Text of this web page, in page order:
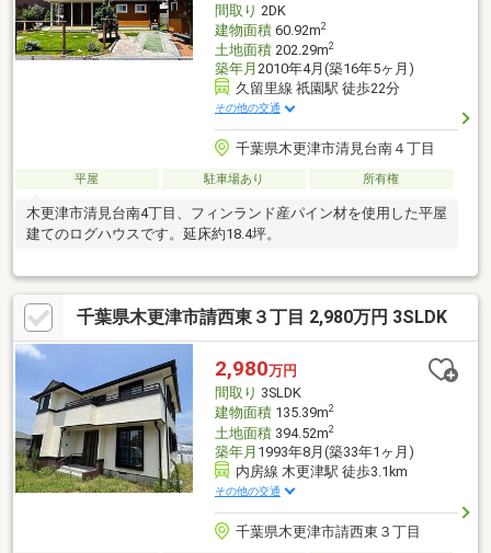
間取り 2DK
建物面積60.92m2
土地面積202.29m2
築年月 2010年4月(築16年5ヶ月)
久留里線 祇園駅 徒歩22分
その他の交通
千葉県木更津市清見台南４丁目
平屋 駐車場あり 所有権
木更津市清見台南4丁目、フィンランド産パイン材を使用した平屋
建てのログハウスです。延床約18.4坪。
千葉県木更津市請西東３丁目 2,980万円 3SLDK
2,980万円
間取り 3SLDK
建物面積135.39m2
土地面積394.52m2
築年月 1993年8月(築33年1ヶ月)
内房線 木更津駅 徒歩3.1km
その他の交通
千葉県木更津市請西東３丁目